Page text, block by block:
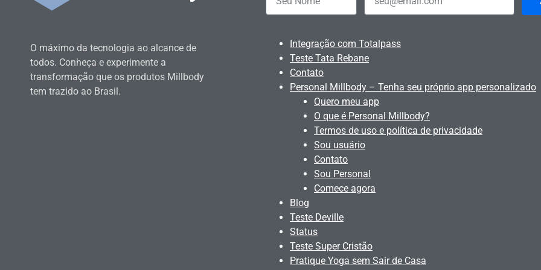
O máximo da tecnologia ao alcance de
todos. Conheça e experimente a
transformação que os produtos Millbody
tem trazido ao Brasil.
Integração com Totalpass
Teste Tata Rebane
Contato
Personal Millbody – Tenha seu próprio app personalizado
Quero meu app
O que é Personal Millbody?
Termos de uso e política de privacidade
Sou usuário
Contato
Sou Personal
Comece agora
Blog
Teste Deville
Status
Teste Super Cristão
Pratique Yoga sem Sair de Casa